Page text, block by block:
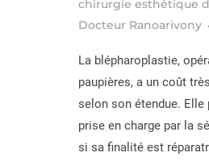
chirurgie esthétique
Docteur Ranoarivony
La blépharoplastie,
paupières, a un coût
selon son étendue. Elle
prise en charge par la
si sa finalité est